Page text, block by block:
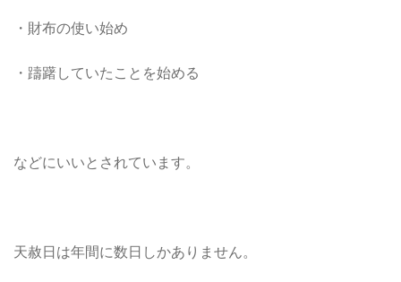
・財布の使い始め
・躊躇していたことを始める
などにいいとされています。
天赦日は年間に数日しかありません。